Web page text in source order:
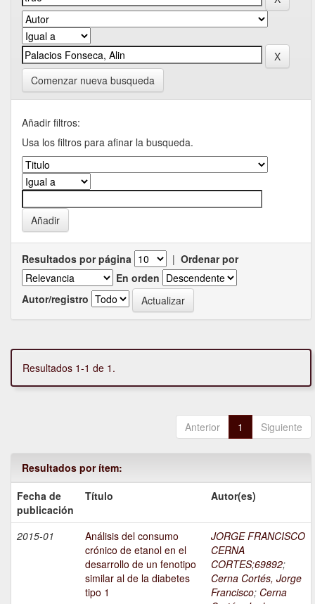
Comenzar nueva busqueda
Añadir filtros:
Usa los filtros para afinar la busqueda.
Resultados por página | Ordenar por
En orden
Autor/registro
Resultados 1-1 de 1.
Anterior 1 Siguiente
Resultados por ítem:
Fecha de
publicación
Título Autor(es)
2015-01
Análisis del consumo
crónico de etanol en el
desarrollo de un fenotipo
similar al de la diabetes
tipo 1
JORGE FRANCISCO
CERNA
CORTES;69892;
Cerna Cortés, Jorge
Francisco; Cerna